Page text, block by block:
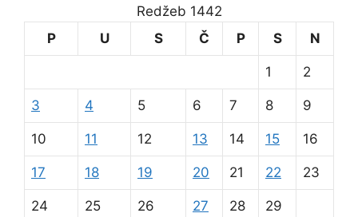
Redžeb 1442
P
U S Č P S N
1 2
3 4 5 6 7 8 9
10 11 12 13 14 15 16
17 18 19 20 21 22 23
24 25 26 27 28 29